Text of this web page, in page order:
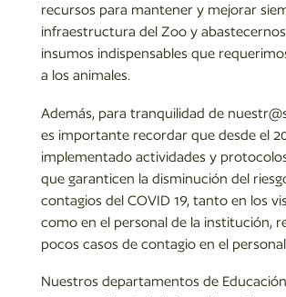
recursos para mantener y mejorar
infraestructura del Zoo y
insumos indispensables que
a los animales.
Además, para tranquilidad de
es importante recordar que desde el
implementado actividades y
que garanticen la disminución del
contagios del COVID 19, tanto en los
como en el personal de la institución,
pocos casos de contagio en el
Nuestros departamentos de